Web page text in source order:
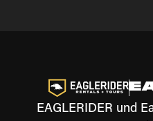
EAGLERIDER und